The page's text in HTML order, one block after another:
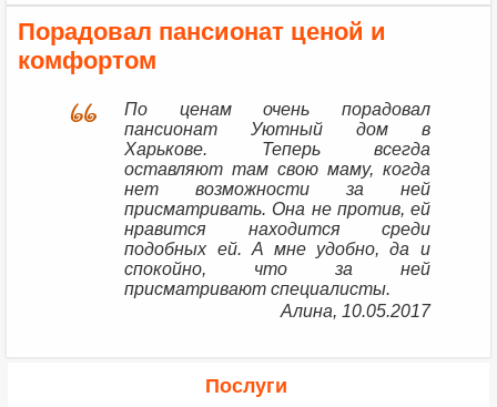
Порадовал пансионат ценой и
комфортом
По ценам очень порадовал
пансионат Уютный дом в
Харькове. Теперь всегда
оставляют там свою маму, когда
нет возможности за ней
присматривать. Она не против, ей
нравится находится среди
подобных ей. А мне удобно, да и
спокойно, что за ней
присматривают специалисты.
Алина, 10.05.2017
Послуги